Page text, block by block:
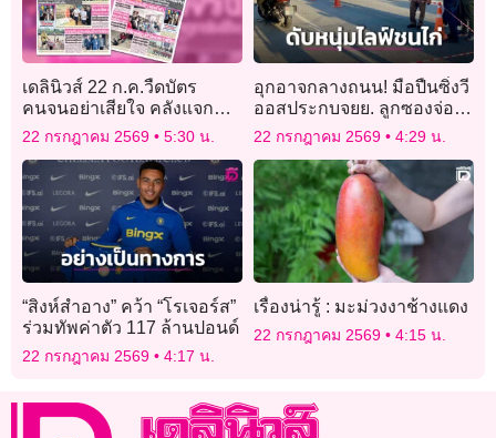
เดลินิวส์ 22 ก.ค.วืดบัตร
คนจนอย่าเสียใจ คลังแจก
ใหม่ ใส่ไทยช่วยไทย6ล้าน
22 กรกฎาคม 2569 5:30 น.
อุกอาจกลางถนน! มือปืนซิ่งวี
ออสประกบจยย. ลูกซองจ่อยิง
หนุ่มไลฟ์ชนไก่
22 กรกฎาคม 2569 4:29 น.
“สิงห์สำอาง” คว้า “โรเจอร์ส”
ร่วมทัพค่าตัว 117 ล้านปอนด์
22 กรกฎาคม 2569 4:17 น.
เรื่องน่ารู้ : มะม่วงงาช้างแดง
22 กรกฎาคม 2569 4:15 น.